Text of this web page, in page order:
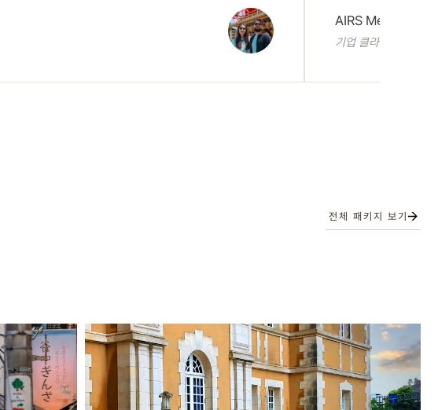
AIRS Medical
기업 클라이언트
전체 패키지 보기